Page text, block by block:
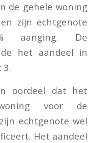
de gehele woning
zijn echtgenote
aanging. De
het aandeel in
3.
oordeel dat het
voor de
echtgenote wel
Het aandeel